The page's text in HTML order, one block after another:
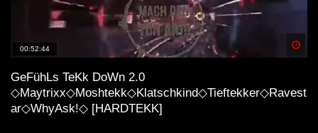
00:52:44
GeFühLs TeKk DoWn 2.0
◇Maytrixx◇Moshtekk◇Klatschkind◇Tieftekker◇Ravest
ar◇WhyAsk!◇ [HARDTEKK]